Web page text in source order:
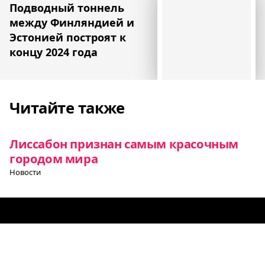
Подводный тоннель
между Финляндией и
Эстонией построят к
концу 2024 года
Читайте также
Лиссабон признан самым красочным
городом мира
Новости